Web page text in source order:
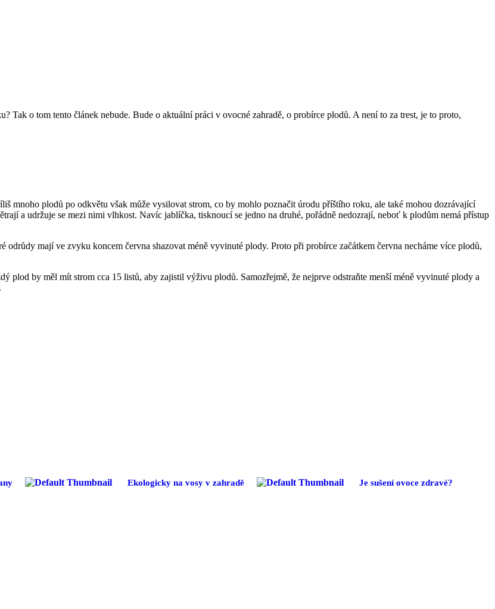
Tak o tom tento článek nebude. Bude o aktuální práci v ovocné zahradě, o probírce plodů. A není to za trest, je to proto,
mnoho plodů po odkvětu však může vysilovat strom, co by mohlo poznačit úrodu příštího roku, ale také mohou dozrávající
a udržuje se mezi nimi vlhkost. Navíc jablíčka, tisknoucí se jedno na druhé, pořádně nedozrají, neboť k plodům nemá přístup
odrůdy mají ve zvyku koncem června shazovat méně vyvinuté plody. Proto při probírce začátkem června necháme více plodů,
plod by měl mít strom cca 15 listů, aby zajistil výživu plodů. Samozřejmě, že nejprve odstraňte menší méně vyvinuté plody a
Ekologicky na vosy v zahradě Je sušení ovoce zdravé?